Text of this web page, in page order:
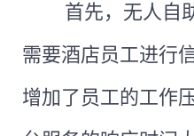
首先，无人自
需要酒店员工进行
增加了员工的工作